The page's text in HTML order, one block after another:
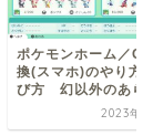
ポケモンホーム／
換(スマホ)のやり方
び方 幻以外のあら
2023年9